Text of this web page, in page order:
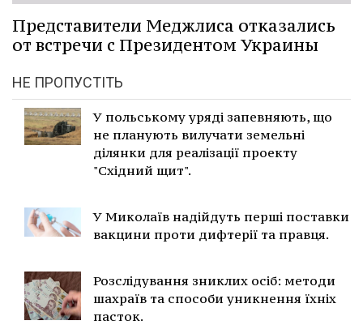
Представители Меджлиса отказались
от встречи с Президентом Украины
НЕ ПРОПУСТІТЬ
У польському уряді запевняють, що
не планують вилучати земельні
ділянки для реалізації проекту
"Східний щит".
У Миколаїв надійдуть перші поставки
вакцини проти дифтерії та правця.
Розслідування зниклих осіб: методи
шахраїв та способи уникнення їхніх
пасток.